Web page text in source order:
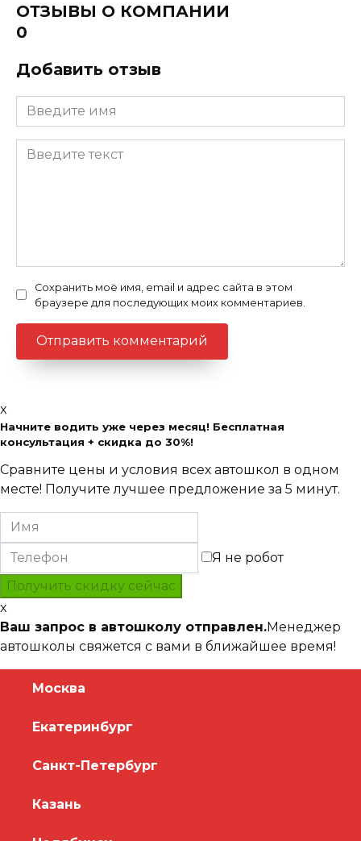
ОТЗЫВЫ О КОМПАНИИ
0
Добавить отзыв
Сохранить моё имя, email и адрес сайта в этом
браузере для последующих моих комментариев.
x
Начните водить уже через месяц! Бесплатная
консультация + скидка до 30%!
Сравните цены и условия всех автошкол в одном
месте! Получите лучшее предложение за 5 минут.
Я не робот
x
Ваш запрос в автошколу отправлен.Менеджер
автошколы свяжется с вами в ближайшее время!
Москва
Екатеринбург
Санкт-Петербург
Казань